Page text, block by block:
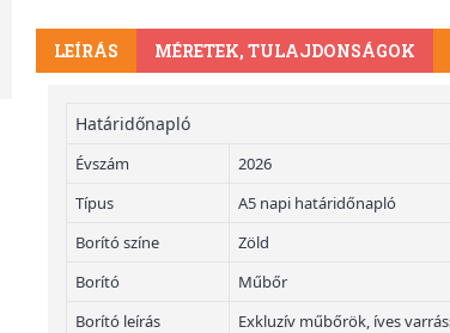
LEÍRÁS MÉRETEK, TULAJDONSÁGOK
Határidőnapló
Évszám
2026
Típus
A5 napi határidőnapló
Borító színe
Zöld
Borító
Műbőr
Borító leírás
Exkluzív műbőrök, íves